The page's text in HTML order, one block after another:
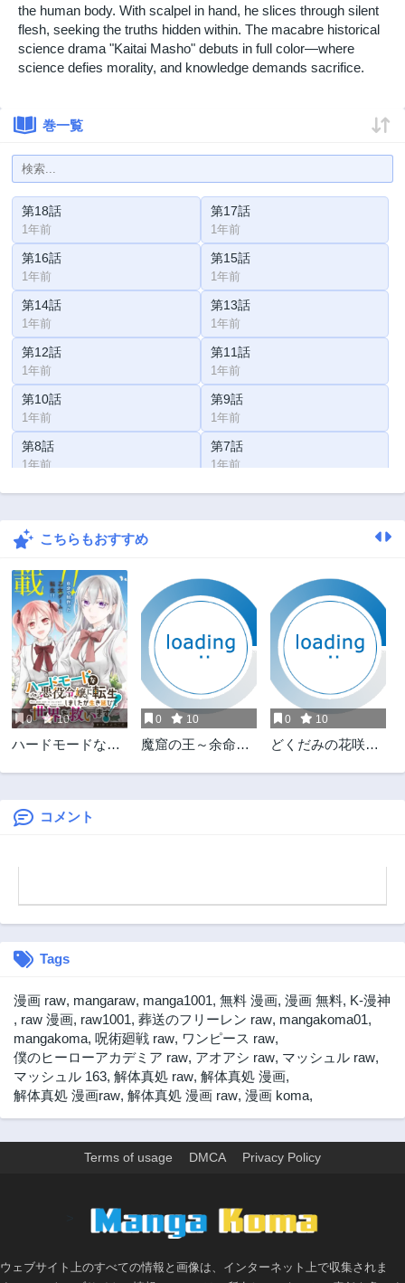
the human body. With scalpel in hand, he slices through silent
flesh, seeking the truths hidden within. The macabre historical
science drama "Kaitai Masho" debuts in full color—where
science defies morality, and knowledge demands sacrifice.
巻一覧
第18話
1年前
第17話
1年前
第16話
1年前
第15話
1年前
第14話
1年前
第13話
1年前
第12話
1年前
第11話
1年前
第10話
1年前
第9話
1年前
第8話
1年前
第7話
1年前
第6話 第5話
第4話
第2話
1年前
第1話
1年前
こちらもおすすめ
0 10
ハードモードな悪
世界を救いま
0 10
魔窟の王～余命一
いて王へ君臨す～
0 10
どくだみの花咲く
コメント
Tags
漫画 raw, mangaraw, manga1001, 無料 漫画, 漫画 無料, K-漫神
, raw 漫画, raw1001, 葬送のフリーレン raw, mangakoma01,
mangakoma, 呪術廻戦 raw, ワンピース raw,
僕のヒーローアカデミア raw, アオアシ raw, マッシュル raw,
マッシュル 163, 解体真処 raw, 解体真処 漫画,
解体真処 漫画raw, 解体真処 漫画 raw, 漫画 koma,
Terms of usage DMCA Privacy Policy
ウェブサイト上のすべての情報と画像は、インターネット上で収集されま